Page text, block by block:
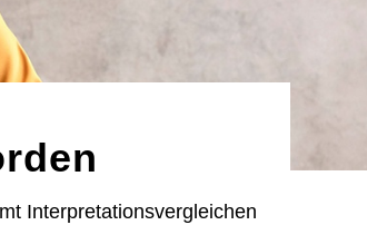
Interpretationsvergleichen